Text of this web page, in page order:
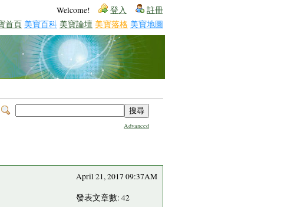
Welcome! 登入 註冊
首頁 美寶百科 美寶論壇 美寶落格 美寶地圖
Advanced
April 21, 2017 09:37AM
發表文章數: 42